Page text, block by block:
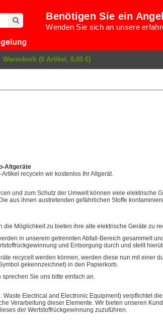
Benötigen Sie ein
Wenden Sie sich an unsere
Warenkorb (0 Artikel, 0,00 €)
Altgeräte
recyceln wir kostenlos Ihr Altgerät.
und zum Schutz der Umwelt können viele
aus ihnen austretenden gefährlichen Stoffe
die Möglichkeit zu bieten ihre alte elektrische Geräte zu
in unserem getrennten Abfall-Bereich gesammelt
und Entsorgung durch und stellt
recycelt werden können, werden diese nun mit einer
gekennzeichnet) in den Papierkorb.
Sie uns bitte einfach an.
Waste Electrical and Electronic Equipment) verpflichtet
Verarbeitung dieser Elemente. Wir bieten unseren
der Wertstoffrückgewinnung zuzuführen.